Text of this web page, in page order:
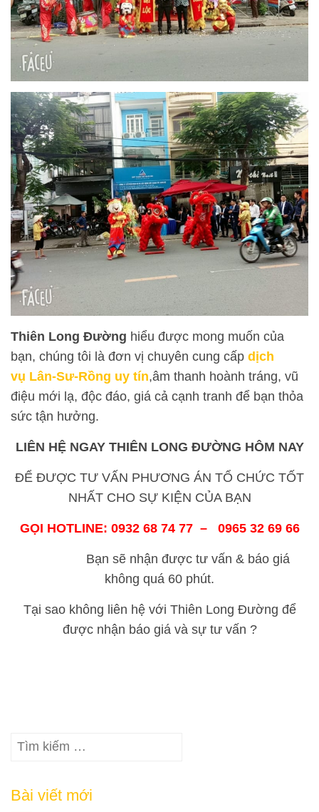
Thiên Long Đường hiểu được mong muốn của
bạn, chúng tôi là đơn vị chuyên cung cấp dịch
vụ Lân-Sư-Rồng uy tín,âm thanh hoành tráng, vũ
điệu mới lạ, độc đáo, giá cả cạnh tranh để bạn thỏa
sức tận hưởng.
LIÊN HỆ NGAY THIÊN LONG ĐƯỜNG HÔM NAY
ĐỂ ĐƯỢC TƯ VẤN PHƯƠNG ÁN TỔ CHỨC TỐT
NHẤT CHO SỰ KIỆN CỦA BẠN
GỌI HOTLINE: 0932 68 74 77 – 0965 32 69 66
Bạn sẽ nhận được tư vấn & báo giá
không quá 60 phút.
Tại sao không liên hệ với Thiên Long Đường để
được nhận báo giá và sự tư vấn ?
Tìm
Bài viết mới